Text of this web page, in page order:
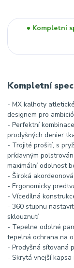
Kompletní
Kompletní
- MX kalhoty
designem pro
- Perfektní
prodyšných denier
- Trojité prošití, s
prídavným
maximální odolnost
- Široká
- Ergonomicky
- Vícedílná
- 360 stupnu
sklouznutí
- Tepelne odolné
tepelná ochrana na
- Prodyšná sítovaná
- Skrytá vnejší kapsa